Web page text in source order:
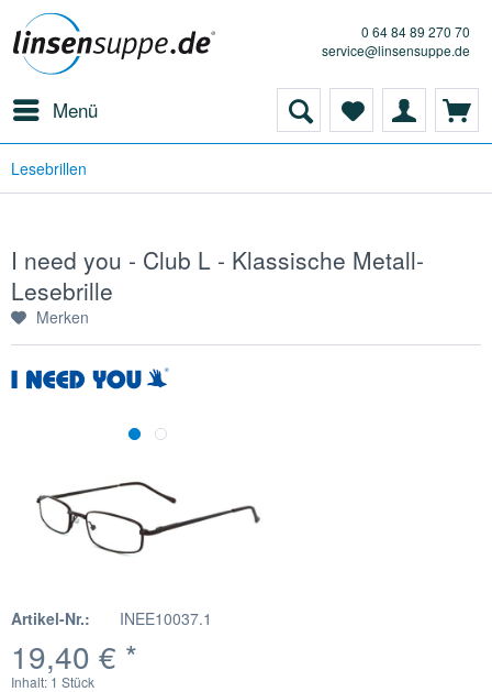
0 64 84 89 270 70
service@linsensuppe.de
Menü
Lesebrillen
I need you - Club L - Klassische Metall-
Lesebrille
Merken
Artikel-Nr.: INEE10037.1
19,40 € *
Inhalt: 1 Stück